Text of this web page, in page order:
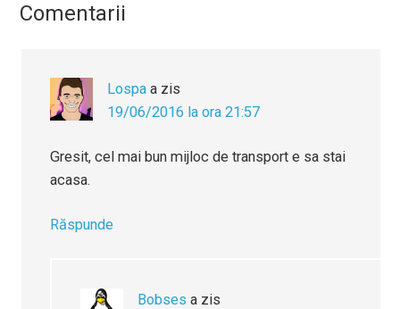
Comentarii
Lospa a zis
19/06/2016 la ora 21:57
Gresit, cel mai bun mijloc de transport e sa stai
acasa.
Răspunde
Bobses a zis